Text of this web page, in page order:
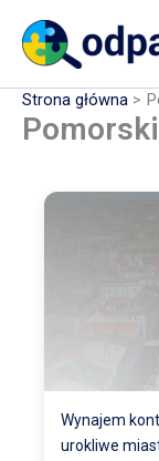
treści
Strona główna
Wynajem
urokliwe